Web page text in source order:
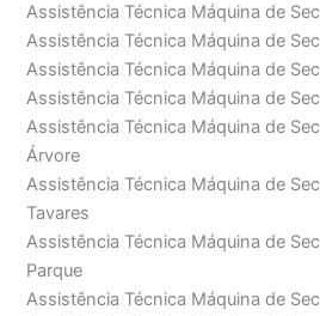
Assistência Técnica Máquina de
Assistência Técnica Máquina de
Assistência Técnica Máquina de
Assistência Técnica Máquina de
Assistência Técnica Máquina de
Árvore
Assistência Técnica Máquina de
Tavares
Assistência Técnica Máquina de
Parque
Assistência Técnica Máquina de